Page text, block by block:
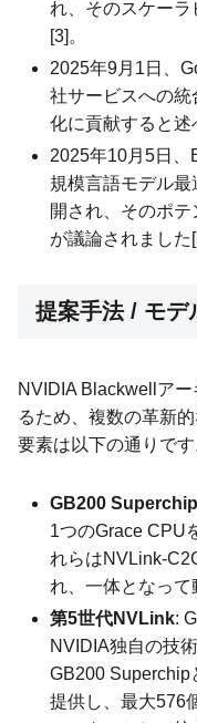
れ、そのスケーラ
[3]。
2025年9月1日、
社サービスへの
化に貢献すると述
2025年10月5日、
規模言語モデル
開され、そのポ
が議論されました
提案手法 / モデ
NVIDIA Blackwellア
るため、複数の革新
要素は以下の通りです
GB200 Superchip
1つのGrace CPU
れらはNVLink-
れ、一体となって
第5世代NVLink:
NVIDIA独自の技
GB200 Superchip
提供し、最大576